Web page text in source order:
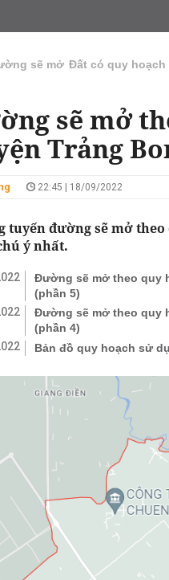
sẽ mở Đất có quy hoạch
sẽ mở
Trảng
22:45 | 18/09/2022
tuyến đường sẽ mở
ý nhất.
Đường sẽ mở theo quy
(phần 5)
Đường sẽ mở theo quy
(phần 4)
Bản đồ quy hoạch sử